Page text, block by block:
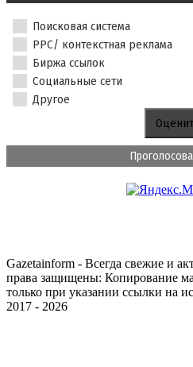
Поисковая система
PPC/ контекстная реклама
Биржа ссылок
Социальные сети
Другое
Gazetainform - Всегда свежие и
права защищены: Копирование
только при указании ссылки на
2017 - 2026